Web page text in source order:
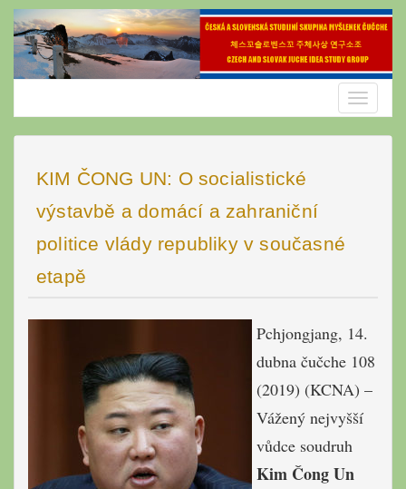
Skip
content
Toggle
KIM ČONG UN: O socialistické
výstavbě a domácí a zahraniční
politice vlády republiky v současné
etapě
Pchjongjang, 14.
dubna čučche 108
(2019) (KCNA) –
Vážený nejvyšší
vůdce soudruh
Kim Čong Un